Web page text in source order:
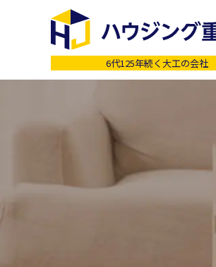
6代125年続く大工の会社